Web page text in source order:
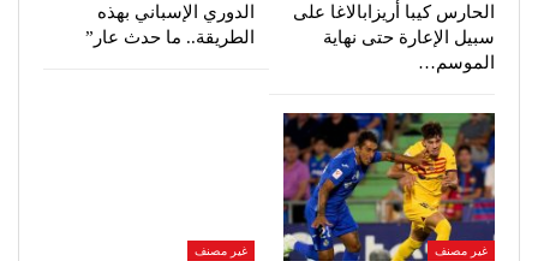
الحارس كيبا أريزابالاغا على
سبيل الإعارة حتى نهاية
الموسم…
الدوري الإسباني بهذه
الطريقة.. ما حدث عار”
غير مصنف غير مصنف